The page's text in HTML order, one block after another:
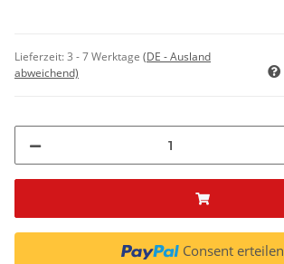
Lieferzeit:3 - 7 Werktage (DE - Ausland
abweichend)
Consent erteilen